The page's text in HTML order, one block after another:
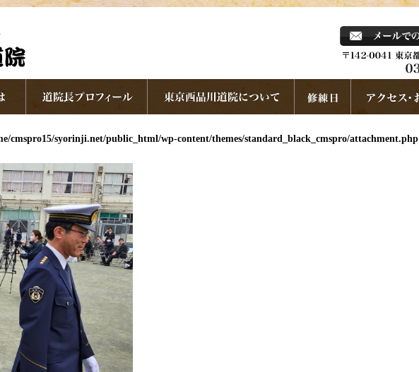
cmspro15/syorinji.net/public_html/wp-content/themes/standard_black_cmspro/attachment.php